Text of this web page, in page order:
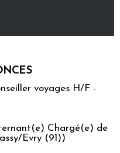
voyages H/F -
Chargé(e) de
Evry (91))